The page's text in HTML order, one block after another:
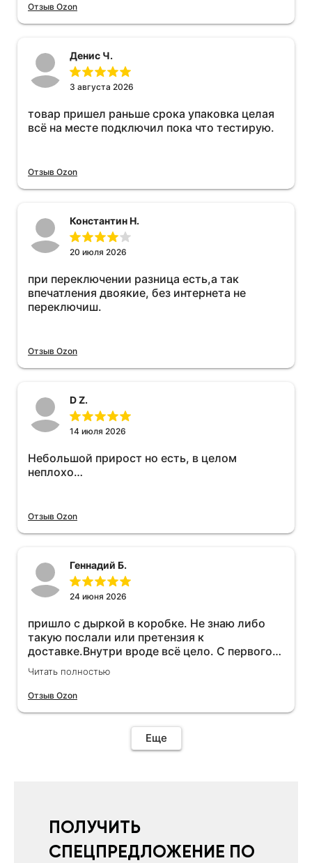
Отзыв Ozon
Денис Ч.
3 августа 2026
товар пришел раньше срока упаковка целая
всё на месте подключил пока что тестирую.
Отзыв Ozon
Константин Н.
20 июля 2026
при переключении разница есть,а так
впечатления двоякие, без интернета не
переключиш.
Отзыв Ozon
D Z.
14 июля 2026
Небольшой прирост но есть, в целом
неплохо…
Отзыв Ozon
Геннадий Б.
24 июня 2026
пришло с дыркой в коробке. Не знаю либо
такую послали или претензия к
доставке.Внутри вроде всё цело. С первого
раза установить не получается не знаю
может интернет дурит. Четыре звёзды за
упаковку с дыркой.Как опробую дополню
иначе не качает без него. Как поставил сразу
всё установилось по работе устройства
увеличился.Всем рекомендую к покупке.
Читать полностью
Отзыв Ozon
Еще
ПОЛУЧИТЬ
СПЕЦПРЕДЛОЖЕНИЕ ПО